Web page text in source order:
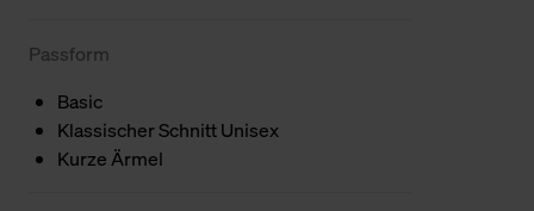
Passform
Basic
Klassischer Schnitt Unisex
Kurze Ärmel